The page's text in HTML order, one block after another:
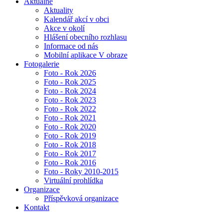
Aktuality
Kalendář akcí v obci
Akce v okolí
Hlášení obecního rozhlasu
Informace od nás
Mobilní aplikace V obraze
Fotogalerie
Foto - Rok 2026
Foto - Rok 2025
Foto - Rok 2024
Foto - Rok 2023
Foto - Rok 2022
Foto - Rok 2021
Foto - Rok 2020
Foto - Rok 2019
Foto - Rok 2018
Foto - Rok 2017
Foto - Rok 2016
Foto - Roky 2010-2015
Virtuální prohlídka
Organizace
Příspěvková organizace
Kontakt